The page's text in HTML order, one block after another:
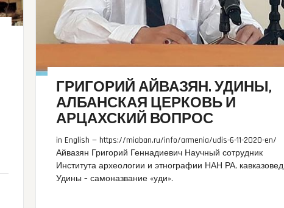
ГРИГОРИЙ АЙВАЗЯН. УДИНЫ,
АЛБАНСКАЯ ЦЕРКОВЬ И
АРЦАХСКИЙ ВОПРОС
in English — https://miaban.ru/info/armenia/udis-6-11-2020-en/
Айвазян Григорий Геннадиевич Научный сотрудник
Института археологии и этнографии НАН РА, кавказовед
Удины – самоназвание «уди».